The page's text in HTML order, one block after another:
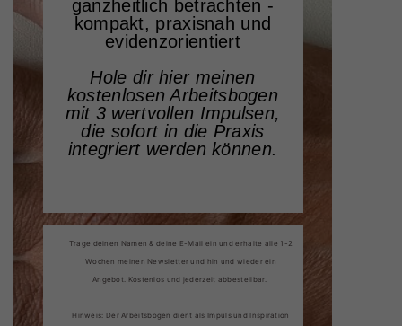
ganzheitlich betrachten -
kompakt, praxisnah und
evidenzorientiert
Hole dir hier meinen
kostenlosen Arbeitsbogen
mit 3 wertvollen Impulsen,
die sofort in die Praxis
integriert werden können.
Trage deinen Namen & deine E-Mail ein und erhalte alle 1-2
Wochen meinen Newsletter und hin und wieder ein
Angebot. Kostenlos und jederzeit abbestellbar.
Hinweis: Der Arbeitsbogen dient als Impuls und Inspiration